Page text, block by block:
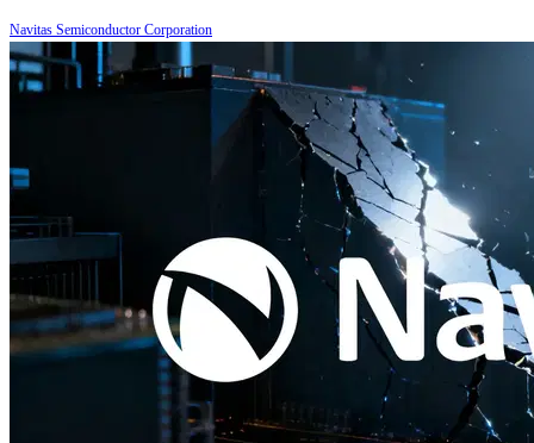
Navitas Semiconductor Corporation